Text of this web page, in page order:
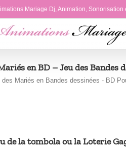
Mariage Dj, Animation,
en BD – Jeu des Bandes
des Mariés en Bandes dessinées - BD
de la tombola ou la Loterie